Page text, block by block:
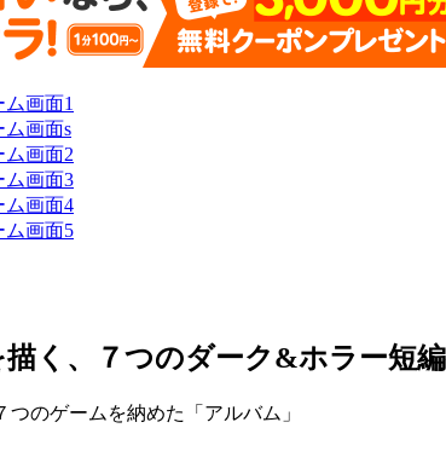
く、７つのダーク&ホラー短
のゲームを納めた「アルバム」